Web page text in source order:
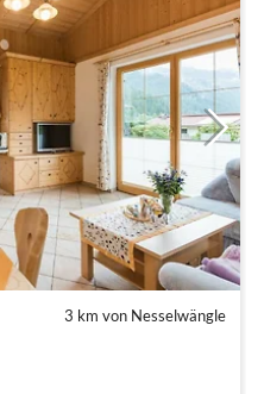
3 km von Nesselwängle